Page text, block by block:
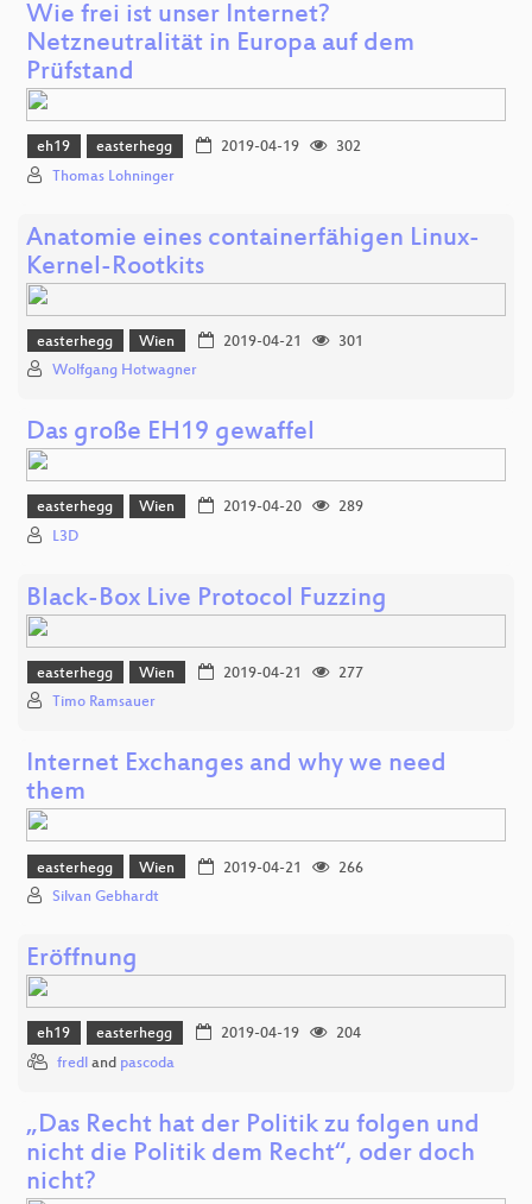
Wie frei ist unser Internet?
Netzneutralität in Europa auf dem
Prüfstand
eh19 easterhegg 2019-04-19
302
Thomas Lohninger
Anatomie eines containerfähigen Linux-
Kernel-Rootkits
easterhegg Wien 2019-04-21
301
Wolfgang Hotwagner
Das große EH19 gewaffel
easterhegg Wien 2019-04-20
289
L3D
Black-Box Live Protocol Fuzzing
easterhegg Wien 2019-04-21
277
Timo Ramsauer
Internet Exchanges and why we need
them
easterhegg Wien 2019-04-21
266
Silvan Gebhardt
Eröffnung
eh19 easterhegg 2019-04-19
204
fredl and pascoda
„Das Recht hat der Politik zu folgen und
nicht die Politik dem Recht“, oder doch
nicht?